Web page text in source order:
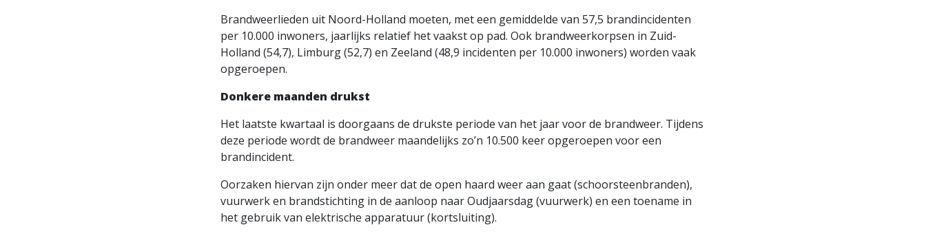
Brandweerlieden uit Noord-Holland moeten, met een gemiddelde van 57,5 brandincidenten
per 10.000 inwoners, jaarlijks relatief het vaakst op pad. Ook brandweerkorpsen in Zuid-
Holland (54,7), Limburg (52,7) en Zeeland (48,9 incidenten per 10.000 inwoners) worden vaak
opgeroepen.
Donkere maanden drukst
Het laatste kwartaal is doorgaans de drukste periode van het jaar voor de brandweer. Tijdens
deze periode wordt de brandweer maandelijks zo’n 10.500 keer opgeroepen voor een
brandincident.
Oorzaken hiervan zijn onder meer dat de open haard weer aan gaat (schoorsteenbranden),
vuurwerk en brandstichting in de aanloop naar Oudjaarsdag (vuurwerk) en een toename in
het gebruik van elektrische apparatuur (kortsluiting).